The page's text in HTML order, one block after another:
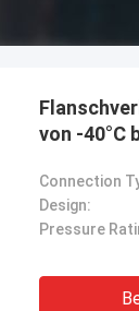
von -40°C
Connection
Design:
Pressure